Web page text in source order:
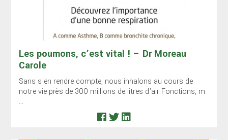
Les poumons, c’est vital ! – Dr Moreau
Carole
Sans s'en rendre compte, nous inhalons au cours de
notre vie près de 300 millions de litres d'air Fonctions, m
...